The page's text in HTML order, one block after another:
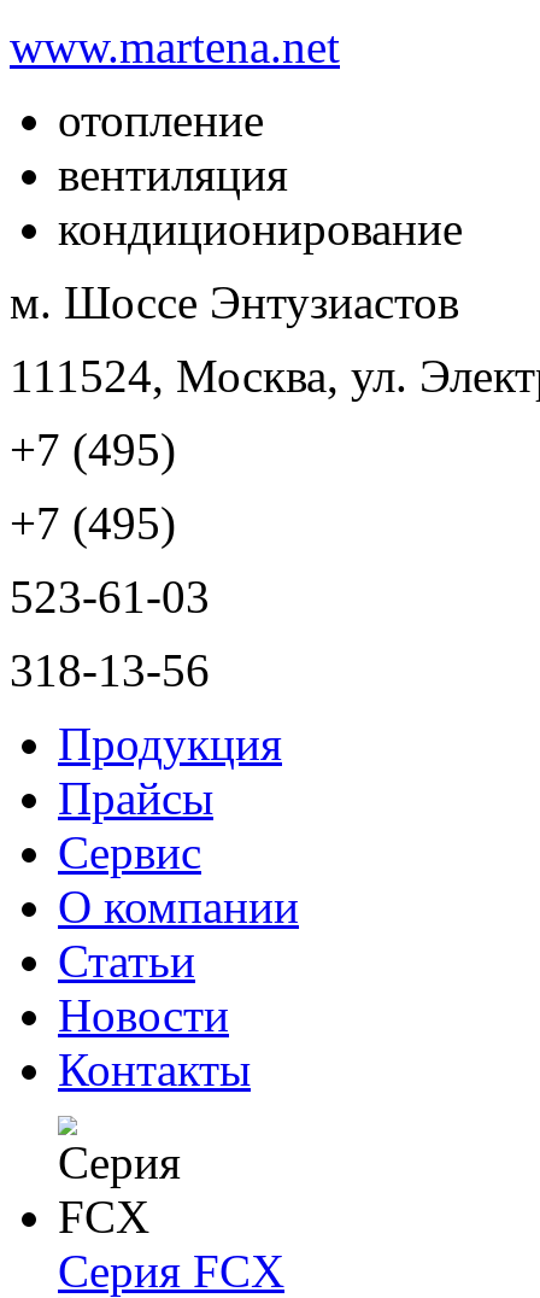
www.martena.net
отопление
вентиляция
кондиционирование
м. Шоссе Энтузиастов
111524, Москва, ул.
+7 (495)
+7 (495)
523-61-03
318-13-56
Продукция
Прайсы
Сервис
О компании
Статьи
Новости
Контакты
Серия FCX